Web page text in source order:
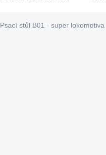
Psací stůl B01 - super lokomotiva